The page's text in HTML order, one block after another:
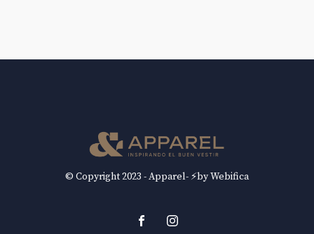
© Copyright 2023 - Apparel- ⚡by Webifica